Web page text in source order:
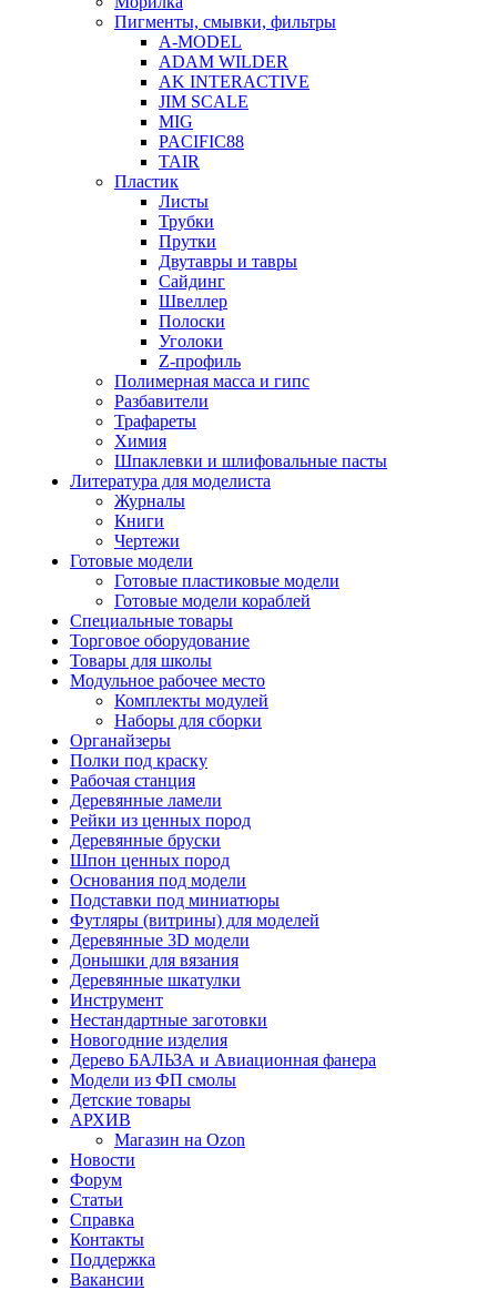
Пигменты, смывки, фильтры
A-MODEL
ADAM WILDER
AK INTERACTIVE
JIM SCALE
MIG
PACIFIC88
TAIR
Пластик
Листы
Трубки
Прутки
Двутавры и тавры
Сайдинг
Швеллер
Полоски
Уголоки
Z-профиль
Полимерная масса и гипс
Разбавители
Трафареты
Химия
Шпаклевки и шлифовальные пасты
Литература для моделиста
Журналы
Книги
Чертежи
Готовые модели
Готовые пластиковые модели
Готовые модели кораблей
Специальные товары
Торговое оборудование
Товары для школы
Модульное рабочее место
Комплекты модулей
Наборы для сборки
Органайзеры
Полки под краску
Рабочая станция
Деревянные ламели
Рейки из ценных пород
Деревянные бруски
Шпон ценных пород
Основания под модели
Подставки под миниатюры
Футляры (витрины) для моделей
Деревянные 3D модели
Донышки для вязания
Деревянные шкатулки
Инструмент
Нестандартные заготовки
Новогодние изделия
Дерево БАЛЬЗА и Авиационная фанера
Модели из ФП смолы
Детские товары
АРХИВ
Магазин на Ozon
Новости
Форум
Статьи
Справка
Контакты
Поддержка
Вакансии